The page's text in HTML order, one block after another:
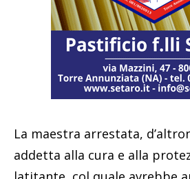
La maestra arrestata,
addetta alla cura e alla